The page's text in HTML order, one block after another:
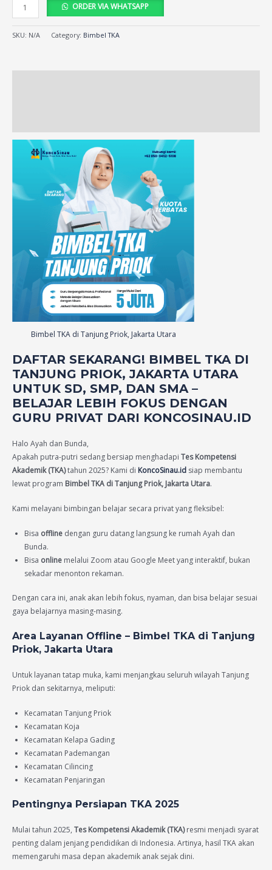
ORDER VIA WHATSAPP
SKU: N/A Category: Bimbel TKA
Bimbel TKA di Tanjung Priok, Jakarta Utara
DAFTAR SEKARANG! BIMBEL TKA DI
TANJUNG PRIOK, JAKARTA UTARA
UNTUK SD, SMP, DAN SMA –
BELAJAR LEBIH FOKUS DENGAN
GURU PRIVAT DARI KONCOSINAU.ID
Halo Ayah dan Bunda,
Apakah putra-putri sedang bersiap menghadapi Tes Kompetensi
Akademik (TKA)tahun 2025? Kami di KoncoSinau.id siap membantu
lewat program Bimbel TKA di Tanjung Priok, Jakarta Utara.
Kami melayani bimbingan belajar secara privat yang fleksibel:
Bisa offline dengan guru datang langsung ke rumah Ayah dan
Bunda.
Bisa online melalui Zoom atau Google Meet yang interaktif, bukan
sekadar menonton rekaman.
Dengan cara ini, anak akan lebih fokus, nyaman, dan bisa belajar sesuai
gaya belajarnya masing-masing.
Area Layanan Offline – Bimbel TKA di Tanjung
Priok, Jakarta Utara
Untuk layanan tatap muka, kami menjangkau seluruh wilayah Tanjung
Priok dan sekitarnya, meliputi:
Kecamatan Tanjung Priok
Kecamatan Koja
Kecamatan Kelapa Gading
Kecamatan Pademangan
Kecamatan Cilincing
Kecamatan Penjaringan
Pentingnya Persiapan TKA 2025
Mulai tahun 2025, Tes Kompetensi Akademik (TKA)resmi menjadi syarat
penting dalam jenjang pendidikan di Indonesia. Artinya, hasil TKA akan
memengaruhi masa depan akademik anak sejak dini.